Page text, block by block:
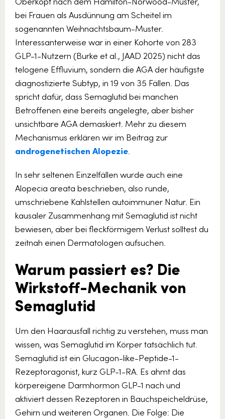
bei Frauen als Ausdünnung am Scheitel im
sogenannten Weihnachtsbaum-Muster.
Interessanterweise war in einer Kohorte von 283
GLP-1-Nutzern (Burke et al., JAAD 2025) nicht das
telogene Effluvium, sondern die AGA der häufigste
diagnostizierte Subtyp, in 19 von 35 Fällen. Das
spricht dafür, dass Semaglutid bei manchen
Betroffenen eine bereits angelegte, aber bisher
unsichtbare AGA demaskiert. Mehr zu diesem
Mechanismus erklären wir im Beitrag zur
androgenetischen Alopezie.
In sehr seltenen Einzelfällen wurde auch eine
Alopecia areata beschrieben, also runde,
umschriebene Kahlstellen autoimmuner Natur. Ein
kausaler Zusammenhang mit Semaglutid ist nicht
bewiesen, aber bei fleckförmigem Verlust solltest du
zeitnah einen Dermatologen aufsuchen.
Warum passiert es? Die
Wirkstoff-Mechanik von
Semaglutid
Um den Haarausfall richtig zu verstehen, muss man
wissen, was Semaglutid im Körper tatsächlich tut.
Semaglutid ist ein Glucagon-like-Peptide-1-
Rezeptoragonist, kurz GLP-1-RA. Es ahmt das
körpereigene Darmhormon GLP-1 nach und
aktiviert dessen Rezeptoren in Bauchspeicheldrüse,
Gehirn und weiteren Organen. Die Folge: Die